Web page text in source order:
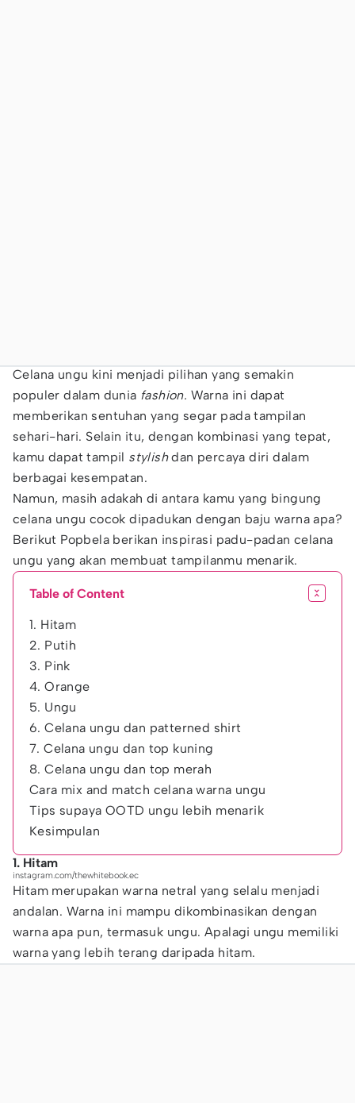
Celana ungu kini menjadi pilihan yang semakin
populer dalam dunia fashion. Warna ini dapat
memberikan sentuhan yang segar pada tampilan
sehari-hari. Selain itu, dengan kombinasi yang tepat,
kamu dapat tampil stylishdan percaya diri dalam
berbagai kesempatan.
Namun, masih adakah di antara kamu yang bingung
celana ungu cocok dipadukan dengan baju warna apa?
Berikut Popbela berikan inspirasi padu-padan celana
ungu yang akan membuat tampilanmu menarik.
Table of Content
1. Hitam
2. Putih
3. Pink
4. Orange
5. Ungu
6. Celana ungu dan patterned shirt
7. Celana ungu dan top kuning
8. Celana ungu dan top merah
Cara mix and match celana warna ungu
Tips supaya OOTD ungu lebih menarik
Kesimpulan
1. Hitam
instagram.com/thewhitebook.ec
Hitam merupakan warna netral yang selalu menjadi
andalan. Warna ini mampu dikombinasikan dengan
warna apa pun, termasuk ungu. Apalagi ungu memiliki
warna yang lebih terang daripada hitam.